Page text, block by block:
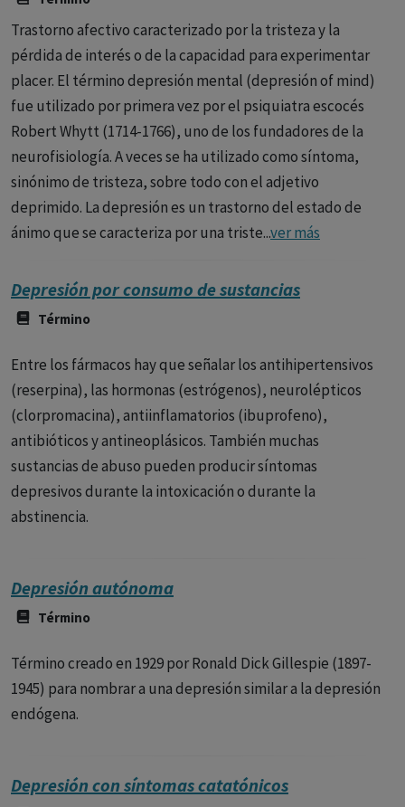
Trastorno afectivo caracterizado por la tristeza y la
pérdida de interés o de la capacidad para experimentar
placer. El término depresión mental (depresión of mind)
fue utilizado por primera vez por el psiquiatra escocés
Robert Whytt (1714-1766), uno de los fundadores de la
neurofisiología. A veces se ha utilizado como síntoma,
sinónimo de tristeza, sobre todo con el adjetivo
deprimido. La depresión es un trastorno del estado de
ánimo que se caracteriza por una triste...ver más
Depresión por consumo de sustancias
Término
Entre los fármacos hay que señalar los antihipertensivos
(reserpina), las hormonas (estrógenos), neurolépticos
(clorpromacina), antiinflamatorios (ibuprofeno),
antibióticos y antineoplásicos. También muchas
sustancias de abuso pueden producir síntomas
depresivos durante la intoxicación o durante la
abstinencia.
Depresión autónoma
Término
Término creado en 1929 por Ronald Dick Gillespie (1897-
1945) para nombrar a una depresión similar a la depresión
endógena.
Depresión con síntomas catatónicos